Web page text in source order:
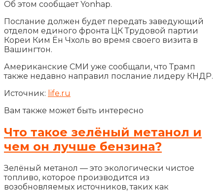
Об этом сообщает Yonhap.
Послание должен будет передать заведующий
отделом единого фронта ЦК Трудовой партии
Кореи Ким Ён Чхоль во время своего визита в
Вашингтон.
Американские СМИ уже сообщали, что Трамп
также недавно направил послание лидеру КНДР.
Источник: life.ru
Вам также может быть интересно
Что такое зелёный метанол и
чем он лучше бензина?
Зелёный метанол — это экологически чистое
топливо, которое производится из
возобновляемых источников, таких как